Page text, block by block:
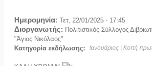
Ημερομηνία: Τετ, 22/01/2025 - 17:45
Διοργανωτής: Πολιτιστικός Σύλλογος
"Άγιος Νικόλαος"
Κατηγορία εκδήλωσης:
Ιανουάριος | Κοπή